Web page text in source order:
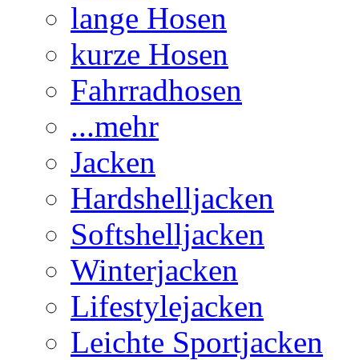
lange Hosen
kurze Hosen
Fahrradhosen
...mehr
Jacken
Hardshelljacken
Softshelljacken
Winterjacken
Lifestylejacken
Leichte Sportjacken